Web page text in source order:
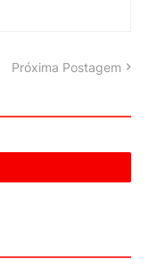
Próxima Postagem